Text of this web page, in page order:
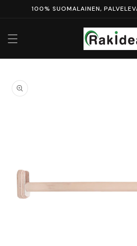
100% SUOMALAINEN,
Siirry
tuotetietoihin